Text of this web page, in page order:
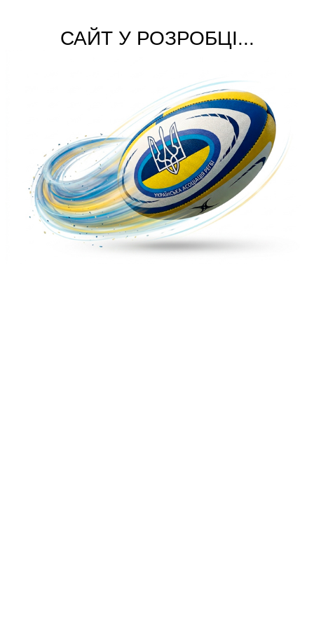
САЙТ У РОЗРОБЦІ...